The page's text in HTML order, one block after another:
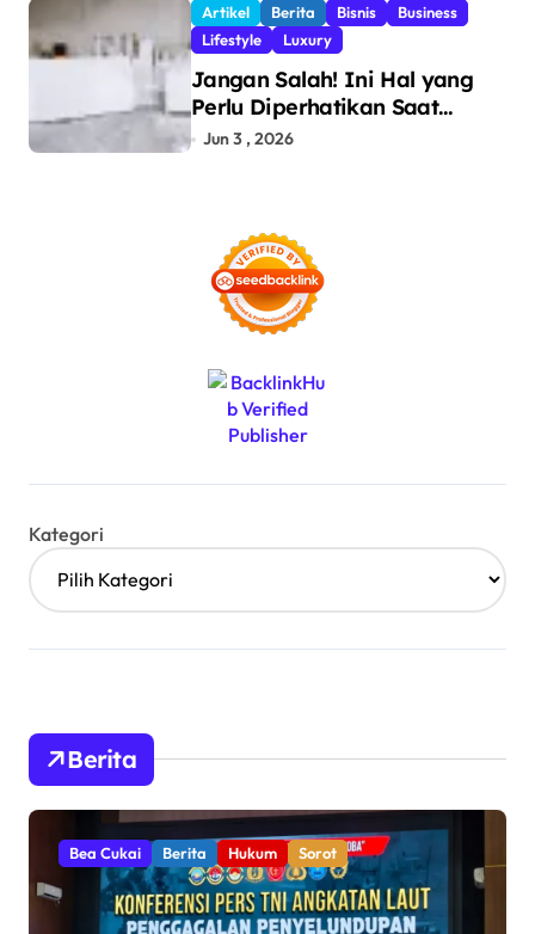
Ilegal
Artikel Berita Bisnis
Business
Lifestyle
Luxury
Jangan Salah! Ini Hal yang
Perlu Diperhatikan Saat
Pasang Big Slab
Jun 3 , 2026
Kategori
Berita
Bea Cukai Berita Hukum Sorot